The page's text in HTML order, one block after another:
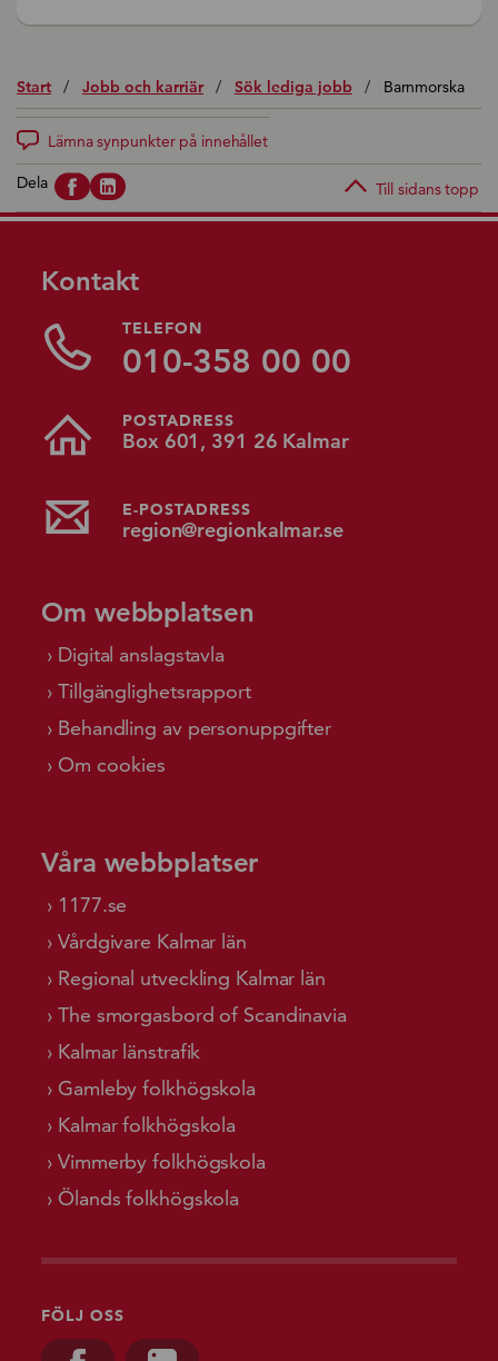
Start / Jobb och karriär / Sök lediga jobb / Barnmorska
Lämna synpunkter på innehållet
Dela Till sidans topp
Kontakt
TELEFON
010-358 00 00
POSTADRESS
Box 601, 391 26 Kalmar
E-POSTADRESS
region@regionkalmar.se
Om webbplatsen
Digital anslagstavla
Tillgänglighetsrapport
Behandling av personuppgifter
Om cookies
Våra webbplatser
1177.se
Vårdgivare Kalmar län
Regional utveckling Kalmar län
The smorgasbord of Scandinavia
Kalmar länstrafik
Gamleby folkhögskola
Kalmar folkhögskola
Vimmerby folkhögskola
Ölands folkhögskola
FÖLJ OSS
Besök oss på, Facebook
Besök oss på, Linkedin